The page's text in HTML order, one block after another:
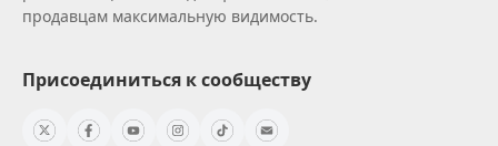
продавцам максимальную видимость.
Присоединиться к сообществу